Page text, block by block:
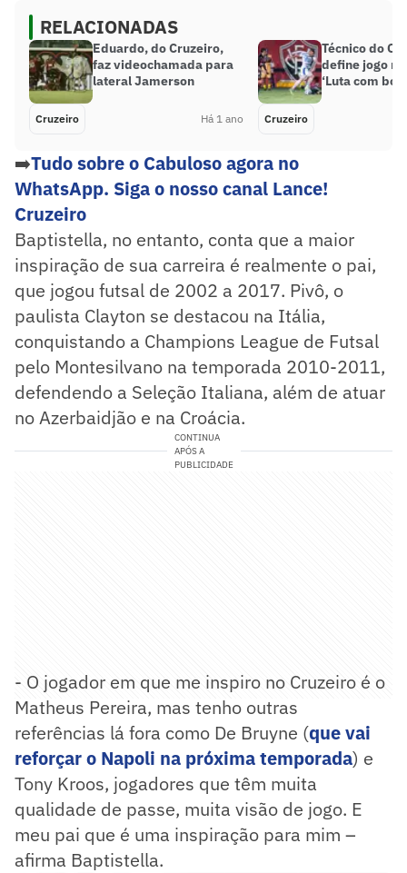
RELACIONADAS
Eduardo, do Cruzeiro,
faz videochamada para
lateral Jamerson
Cruzeiro Há 1 ano
Técnico do
define jogo
‘Luta com
Cruzeiro
➡️Tudo sobre o Cabuloso agora no
WhatsApp. Siga o nosso canal Lance!
Cruzeiro
Baptistella, no entanto, conta que a maior
inspiração de sua carreira é realmente o pai,
que jogou futsal de 2002 a 2017. Pivô, o
paulista Clayton se destacou na Itália,
conquistando a Champions League de Futsal
pelo Montesilvano na temporada 2010-2011,
defendendo a Seleção Italiana, além de atuar
no Azerbaidjão e na Croácia.
CONTINUA
APÓS A
PUBLICIDADE
- O jogador em que me inspiro no Cruzeiro é o
Matheus Pereira, mas tenho outras
referências lá fora como De Bruyne (que vai
reforçar o Napoli na próxima temporada) e
Tony Kroos, jogadores que têm muita
qualidade de passe, muita visão de jogo. E
meu pai que é uma inspiração para mim –
afirma Baptistella.